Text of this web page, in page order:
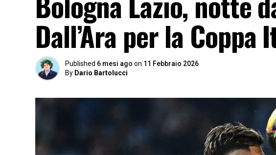
Dall’Ara per la
Published 6 mesi ago on 11 Febbraio 2026
By Dario Bartolucci